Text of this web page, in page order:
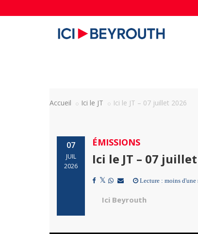
Accueil Ici le JT Ici le JT – 07 juillet 2026
07
JUIL
2026
ÉMISSIONS
Ici le JT – 07
Lecture : moins d'une
Ici Beyrouth